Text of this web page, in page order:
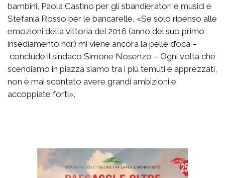
bambini, Paola Castino per gli sbandieratori e musici e
Stefania Rosso per le bancarelle. «Se solo ripenso alle
emozioni della vittoria del 2016 (anno del suo primo
insediamento ndr) mi viene ancora la pelle d’oca –
conclude il sindaco Simone Nosenzo – Ogni volta che
scendiamo in piazza siamo tra i più temuti e apprezzati,
non è mai scontato avere grandi ambizioni e
accoppiate forti».